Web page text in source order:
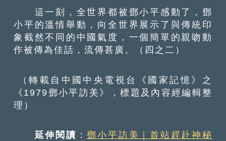
這一刻，全世界都被鄧小平感動了，鄧
小平的溫情舉動，向全世界展示了與傳統印
象截然不同的中國氣度，一個簡單的親吻動
作被傳為佳話，流傳甚廣。（四之二）
（轉載自中國中央電視台《國家記憶》之
《1979鄧小平訪美》，標題及內容經編輯整
理）
延伸閱讀 ：鄧小平訪美｜首站趕赴神秘